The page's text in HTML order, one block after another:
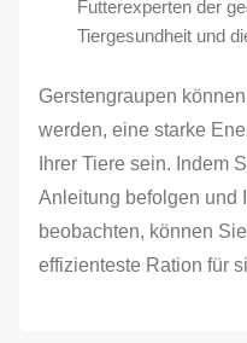
Futterexperten der
Tiergesundheit und
Gerstengraupen
werden, eine starke
Ihrer Tiere sein. Indem
Anleitung befolgen und
beobachten, können
effizienteste Ration für